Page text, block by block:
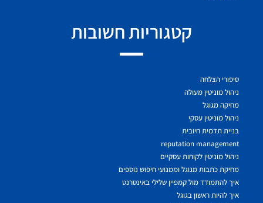
קטגוריות חשובות
סיפורי הצלחה
ניהול מוניטין מעולה
מחיקה מגוגל
ניהול מוניטין עסקי
בניית תדמית חיובית
reputation management
ניהול מוניטין לקוחות עסקיים
מחיקת כתבות מגוגל וממנועי חיפוש נוספים
איך להתמודד מול קמפיין שלילי באינטרנט
איך להיות ראשון בגוגל